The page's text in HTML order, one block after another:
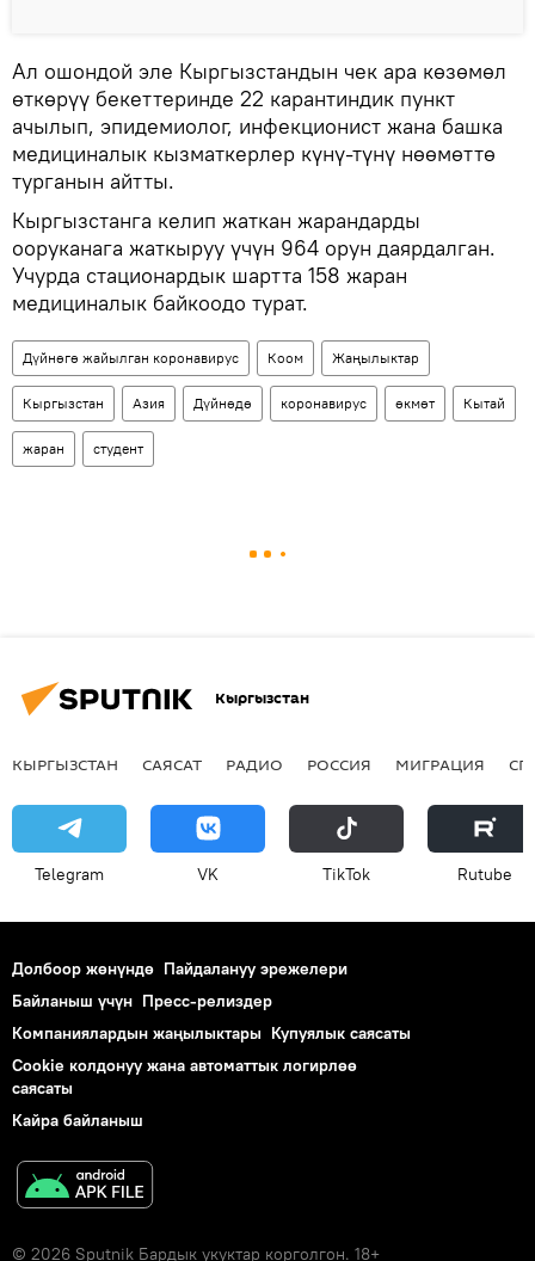
Ал ошондой эле Кыргызстандын чек ара көзөмөл
өткөрүү бекеттеринде 22 карантиндик пункт
ачылып, эпидемиолог, инфекционист жана башка
медициналык кызматкерлер күнү-түнү нөөмөттө
турганын айтты.
Кыргызстанга келип жаткан жарандарды
ооруканага жаткыруу үчүн 964 орун даярдалган.
Учурда стационардык шартта 158 жаран
медициналык байкоодо турат.
Дүйнөгө жайылган коронавирус Коом Жаңылыктар
Кыргызстан Азия Дүйнөдө коронавирус өкмөт Кытай
жаран студент
Кыргызстан
КЫРГЫЗСТАН САЯСАТ РАДИО РОССИЯ МИГРАЦИЯ
Telegram VK ТikТоk Rutube
Долбоор жөнүндө Пайдалануу эрежелери
Байланыш үчүн Пресс-релиздер
Компаниялардын жаңылыктары Купуялык саясаты
Cookie колдонуу жана автоматтык логирлөө
саясаты
Кайра байланыш
© 2026 Sputnik Бардык укуктар корголгон. 18+